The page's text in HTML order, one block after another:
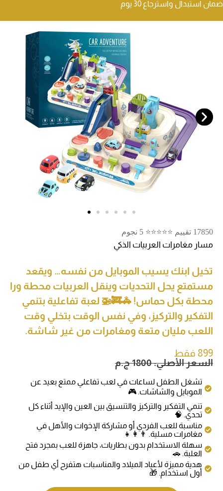
ضمان استبدال واسترجاع 30 يوم
17850 تقييم ⭐⭐⭐⭐⭐ 5 نجوم
مسار مغامرات العربيات الذكي
تخيل ابنك يسيب الموبايل من نفسه… ويقعد
مستمتع يحل التحديات وينقل العربيات محطة ورا
محطة بكل حماس! 🚓🚒🚁 لعبة تفاعلية بتنمي
التفكير والتركيز، وفي نفس الوقت بتخلي وقت
اللعب مليان متعة ومغامرات من غير شاشة.
899 فقط
السعر الأصلي: 1800 ج.م
تشغل الطفل لساعات في لعب تفاعلي ممتع بعيد عن
الموبايل والشاشات. 🎮
تنمي التفكير والتركيز والتنسيق بين العين والإيد أثناء كل
تحدي. 🧠
مناسبة للعب الفردي أو مشاركة الإخوات والأهل في
مغامرات مسلية. 👨‍👩‍👧
سهلة الاستخدام بدون بطاريات، جاهزة للعب بمجرد فتح
العلبة. 🚗
هدية مميزة لأعياد الميلاد والمناسبات هتفرح أي طفل من
أول استخدام. 🎁